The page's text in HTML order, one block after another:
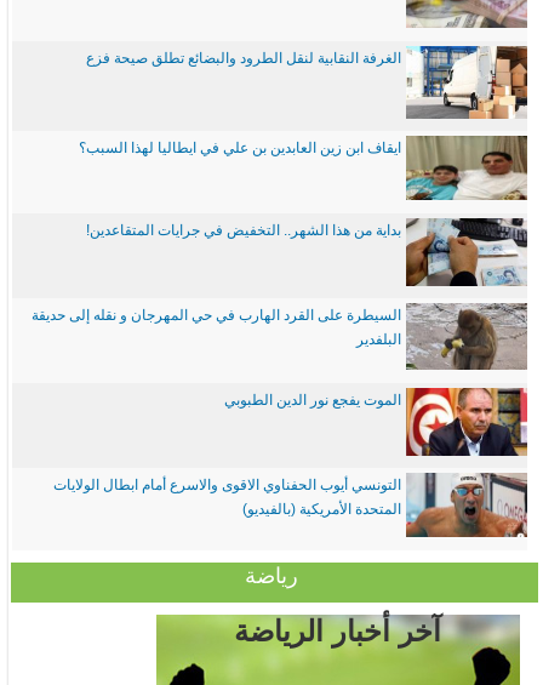
الغرفة النقابية لنقل الطرود والبضائع تطلق صيحة فزع
ايقاف ابن زين العابدين بن علي في ايطاليا لهذا السبب؟
بداية من هذا الشهر.. التخفيض في جرايات المتقاعدين!
السيطرة على القرد الهارب في حي المهرجان و نقله إلى حديقة
البلفدير
الموت يفجع نور الدين الطبوبي
التونسي أيوب الحفناوي الاقوى والاسرع أمام ابطال الولايات
المتحدة الأمريكية (بالفيديو)
رياضة
آخر أخبار الرياضة